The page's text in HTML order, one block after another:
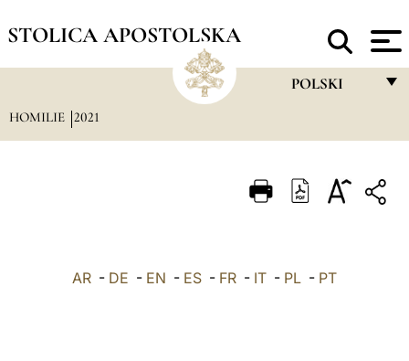
STOLICA APOSTOLSKA
POLSKI
ITALIANO
HOMILIE 2021
AR - DE - EN - ES - FR - IT - PL - PT